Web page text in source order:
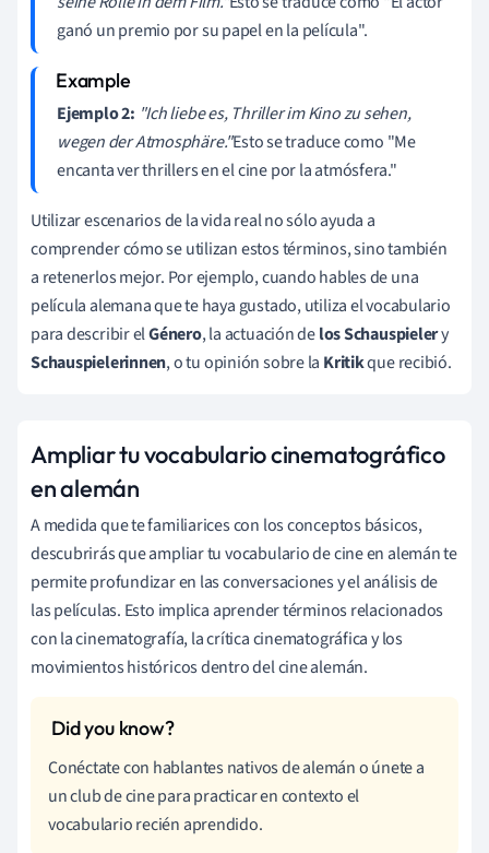
ganó un premio por su papel en la película".
Ejemplo 2: "Ich liebe es, Thriller im Kino zu sehen,
wegen der Atmosphäre."Esto se traduce como "Me
encanta ver thrillers en el cine por la atmósfera."
Utilizar escenarios de la vida real no sólo ayuda a
comprender cómo se utilizan estos términos, sino también
a retenerlos mejor. Por ejemplo, cuando hables de una
película alemana que te haya gustado, utiliza el vocabulario
para describir elGénero, la actuación delos Schauspielery
Schauspielerinnen, o tu opinión sobre la Kritikque recibió.
Ampliar tu vocabulario cinematográfico
en alemán
A medida que te familiarices con los conceptos básicos,
descubrirás que ampliar tu vocabulario de cine en alemán te
permite profundizar en las conversaciones y el análisis de
las películas. Esto implica aprender términos relacionados
con la cinematografía, la crítica cinematográfica y los
movimientos históricos dentro del cine alemán.
Conéctate con hablantes nativos de alemán o únete a
un club de cine para practicar en contexto el
vocabulario recién aprendido.